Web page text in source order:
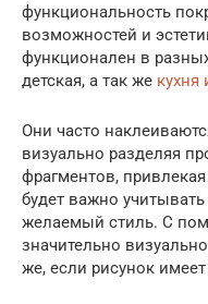
функциональность
возможностей и
функционален в
детская, а так же кухня
Они часто
визуально разделяя
фрагментов,
будет важно
желаемый стиль. С
значительно
же, если рисунок